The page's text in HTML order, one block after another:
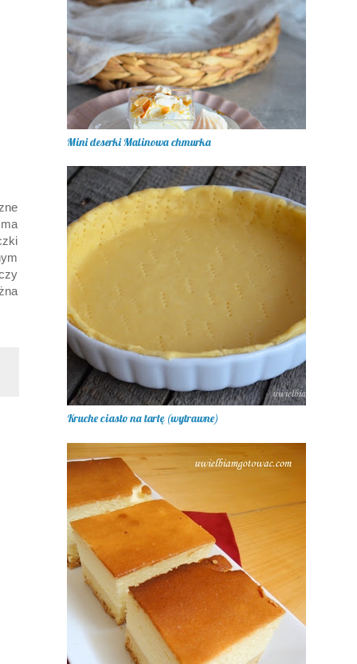
Mini deserki Malinowa chmurka
Kruche ciasto na tartę (wytrawne)